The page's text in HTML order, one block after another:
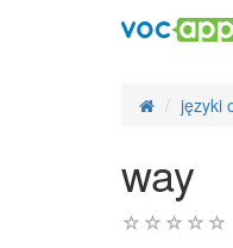
języki
way